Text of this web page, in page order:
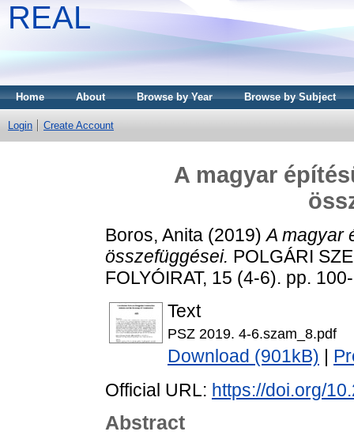
REAL
Home About Browse by Year Browse by Subject
Login Create Account
A magyar
Boros, Anita (2019)A magyar
összefüggései. POLGÁRI
FOLYÓIRAT, 15 (4-6). pp.
Text
PSZ 2019. 4-6.szam_8.pdf
Download (901kB)
Official URL: https://doi.org/
Abstract